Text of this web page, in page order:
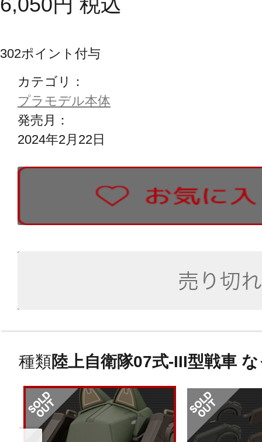
302ポイント付与
カテゴリ：
プラモデル本体
発売月：
2024年2月22日
種類陸上自衛隊07式-III型戦車